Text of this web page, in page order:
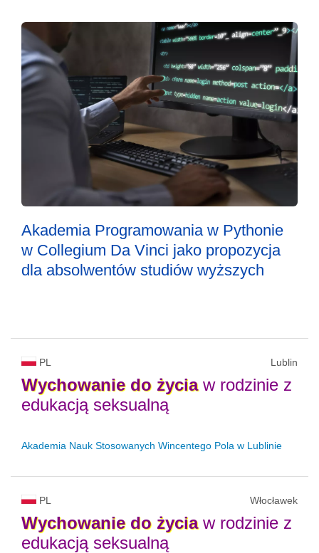
Akademia Programowania w Pythonie
w Collegium Da Vinci jako propozycja
dla absolwentów studiów wyższych
PL Lublin
Wychowanie do życiaw rodzinie z
edukacją seksualną
Akademia Nauk Stosowanych Wincentego Pola w Lublinie
PL Włocławek
Wychowanie do życiaw rodzinie z
edukacją seksualną